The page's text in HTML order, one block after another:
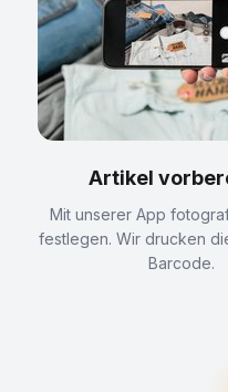
Artikel
Mit unserer App
festlegen. Wir drucken
Barcode.